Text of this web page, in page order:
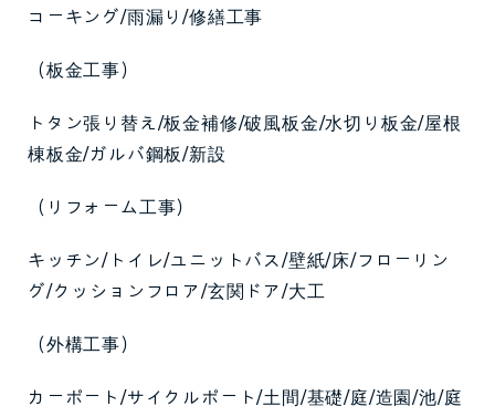
コーキング/雨漏り/修繕工事
（板金工事）
トタン張り替え/板金補修/破風板金/水切り板金/屋根
棟板金/ガルバ鋼板/新設
（リフォーム工事）
キッチン/トイレ/ユニットバス/壁紙/床/フローリン
グ/クッションフロア/玄関ドア/大工
（外構工事）
カーポート/サイクルポート/土間/基礎/庭/造園/池/庭